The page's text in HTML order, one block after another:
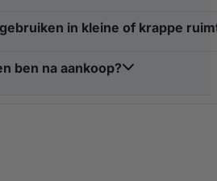
in kleine of krappe
ben na aankoop?